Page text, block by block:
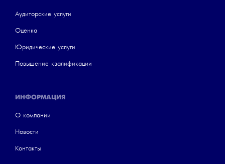
Аудиторские услуги
Оценка
Юридические услуги
Повышение квалификации
ИНФОРМАЦИЯ
О компании
Новости
Контакты